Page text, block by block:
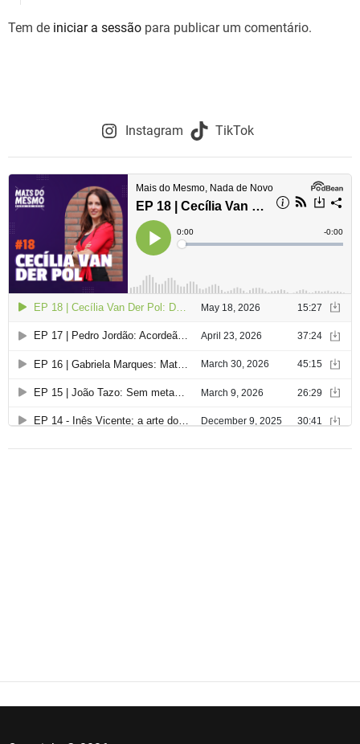
Tem de iniciar a sessão para publicar um comentário.
Instagram TikTok